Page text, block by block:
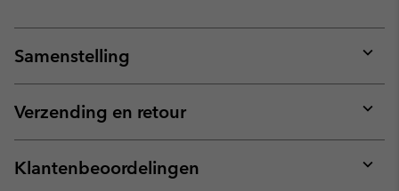
Samenstelling
or
Verzending en retour
or
Klantenbeoordelingen